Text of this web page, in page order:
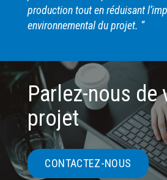
production tout en réduisant
environnemental du projet. “
Parlez-nous de
projet
CONTACTEZ-NOUS